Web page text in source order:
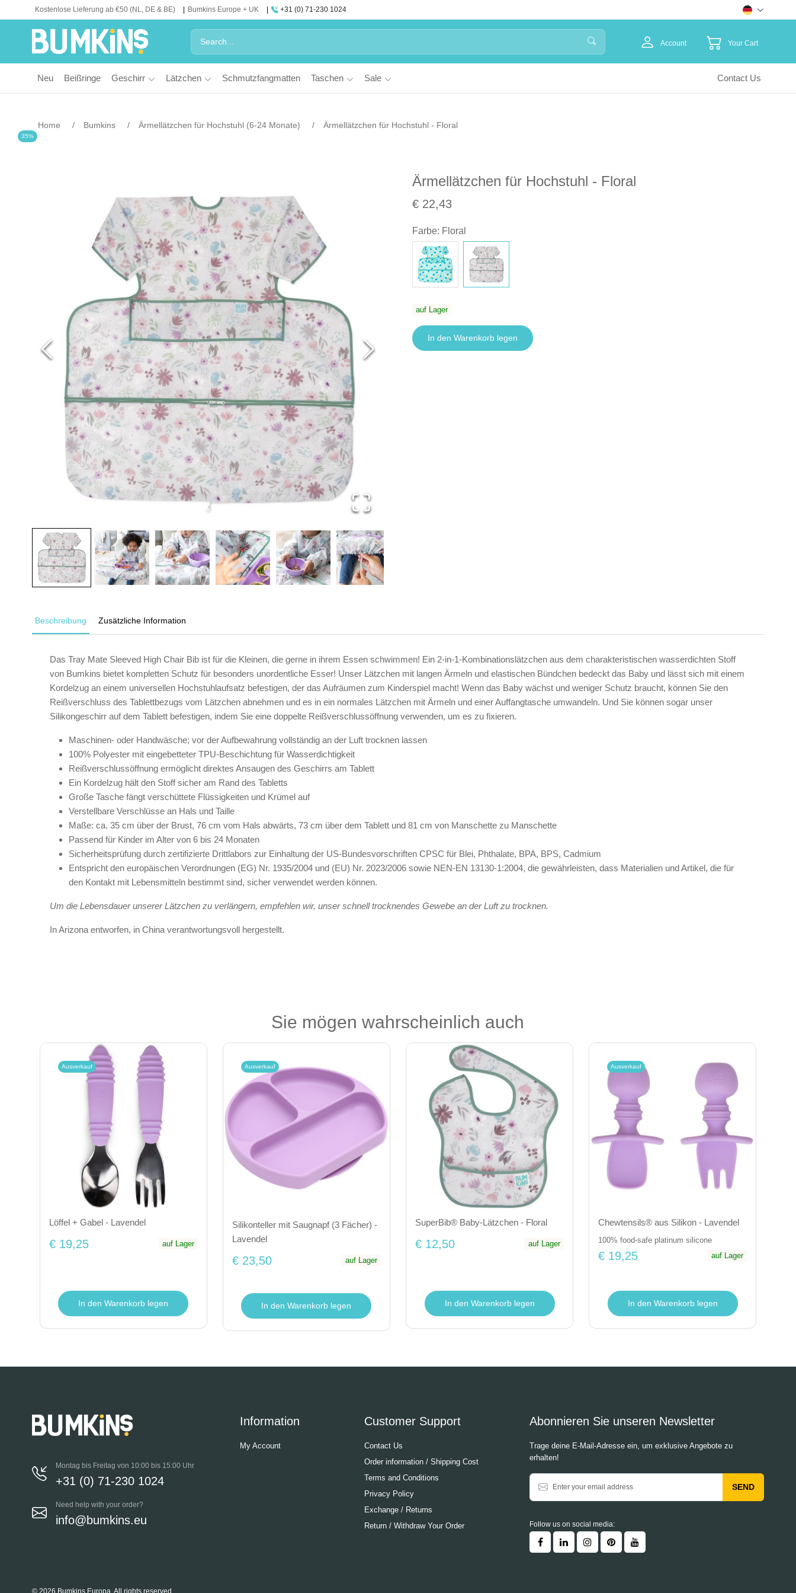
Kostenlose Lieferung ab €50 (NL, DE & BE) Bumkins Europe + UK +31 (0) 71-230 1024
Account Your Cart
Neu Beißringe Geschirr Lätzchen Schmutzfangmatten Taschen Sale Contact Us
Home Bumkins Ärmellätzchen für Hochstuhl (6-24 Monate) Ärmellätzchen für Hochstuhl - Floral
Ärmellätzchen für Hochstuhl - Floral
€ 22,43
35%
Farbe: Floral
auf Lager
In den Warenkorb legen
Beschreibung Zusätzliche Information
Das Tray Mate Sleeved High Chair Bib ist für die Kleinen, die gerne in ihrem Essen schwimmen! Ein 2-in-1-Kombinationslätzchen aus dem charakteristischen wasserdichten Stoff
von Bumkins bietet kompletten Schutz für besonders unordentliche Esser! Unser Lätzchen mit langen Ärmeln und elastischen Bündchen bedeckt das Baby und lässt sich mit einem
Kordelzug an einem universellen Hochstuhlaufsatz befestigen, der das Aufräumen zum Kinderspiel macht! Wenn das Baby wächst und weniger Schutz braucht, können Sie den
Reißverschluss des Tablettbezugs vom Lätzchen abnehmen und es in ein normales Lätzchen mit Ärmeln und einer Auffangtasche umwandeln. Und Sie können sogar unser
Silikongeschirr auf dem Tablett befestigen, indem Sie eine doppelte Reißverschlussöffnung verwenden, um es zu fixieren.
Maschinen- oder Handwäsche; vor der Aufbewahrung vollständig an der Luft trocknen lassen
100% Polyester mit eingebetteter TPU-Beschichtung für Wasserdichtigkeit
Reißverschlussöffnung ermöglicht direktes Ansaugen des Geschirrs am Tablett
Ein Kordelzug hält den Stoff sicher am Rand des Tabletts
Große Tasche fängt verschüttete Flüssigkeiten und Krümel auf
Verstellbare Verschlüsse an Hals und Taille
Maße: ca. 35 cm über der Brust, 76 cm vom Hals abwärts, 73 cm über dem Tablett und 81 cm von Manschette zu Manschette
Passend für Kinder im Alter von 6 bis 24 Monaten
Sicherheitsprüfung durch zertifizierte Drittlabors zur Einhaltung der US-Bundesvorschriften CPSC für Blei, Phthalate, BPA, BPS, Cadmium
Entspricht den europäischen Verordnungen (EG) Nr. 1935/2004 und (EU) Nr. 2023/2006 sowie NEN-EN 13130-1:2004, die gewährleisten, dass Materialien und Artikel, die für
den Kontakt mit Lebensmitteln bestimmt sind, sicher verwendet werden können.
Um die Lebensdauer unserer Lätzchen zu verlängern, empfehlen wir, unser schnell trocknendes Gewebe an der Luft zu trocknen.
In Arizona entworfen, in China verantwortungsvoll hergestellt.
Sie mögen wahrscheinlich auch
Ausverkauf
Löffel + Gabel - Lavendel
€ 19,25 auf Lager
In den Warenkorb legen
Ausverkauf
Silikonteller mit Saugnapf (3 Fächer) -
Lavendel
€ 23,50 auf Lager
In den Warenkorb legen
SuperBib® Baby-Lätzchen - Floral
€ 12,50 auf Lager
In den Warenkorb legen
Ausverkauf
Chewtensils® aus Silikon - Lavendel
100% food-safe platinum silicone
€ 19,25 auf Lager
In den Warenkorb legen
Montag bis Freitag von 10:00 bis 15:00 Uhr
+31 (0) 71-230 1024
Need help with your order?
info@bumkins.eu
Information
My Account
Customer Support
Contact Us
Order information / Shipping Cost
Terms and Conditions
Privacy Policy
Exchange / Returns
Return / Withdraw Your Order
Abonnieren Sie unseren Newsletter
Trage deine E-Mail-Adresse ein, um exklusive Angebote zu
erhalten!
SEND
Follow us on social media:
© 2026 Bumkins Europa, All rights reserved.